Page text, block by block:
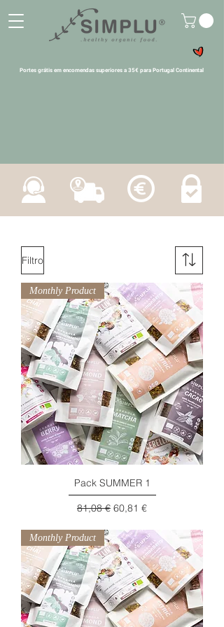
Portes grátis em encomendas superiores a 35€ para Portugal Continental
Filtro
Monthly Product
Pack SUMMER 1
Preço normal
81,08 € Preço promocional
60,81 €
Monthly Product